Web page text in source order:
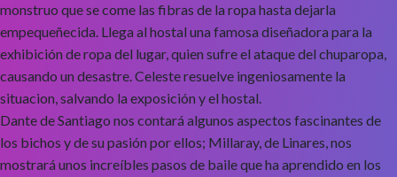
monstruo que se come las fibras de la ropa hasta dejarla
empequeñecida. Llega al hostal una famosa diseñadora para la
exhibición de ropa del lugar, quien sufre el ataque del chuparopa,
causando un desastre. Celeste resuelve ingeniosamente la
situacion, salvando la exposición y el hostal.
Dante de Santiago nos contará algunos aspectos fascinantes de
los bichos y de su pasión por ellos; Millaray, de Linares, nos
mostrará unos increíbles pasos de baile que ha aprendido en los